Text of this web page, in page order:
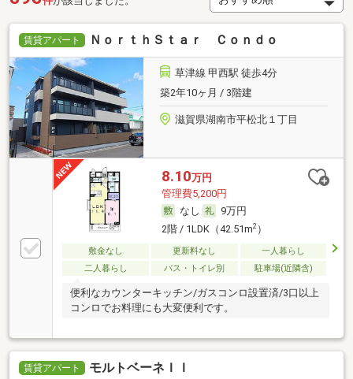
賃貸アパート ＮｏｒｔｈＳｔａｒ Ｃｏｎｄｏ
草津線 甲西駅 徒歩4分
築2年10ヶ月 / 3階建
滋賀県湖南市平松北１丁目
8.10万円
管理費5,200円
なし
9万円
2階 / 1LDK（42.51m2）
敷金なし 更新料なし
一人暮らし
二人暮らし
バス・トイレ別 駐車場(近隣含)
便利なカウンターキッチン/ガスコンロ設置済/3口以上
コンロでお料理にも大変便利です。
賃貸アパート モルトベーネＩＩ